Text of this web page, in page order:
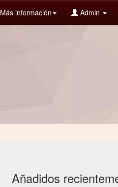
Más información Admin
Añadidos